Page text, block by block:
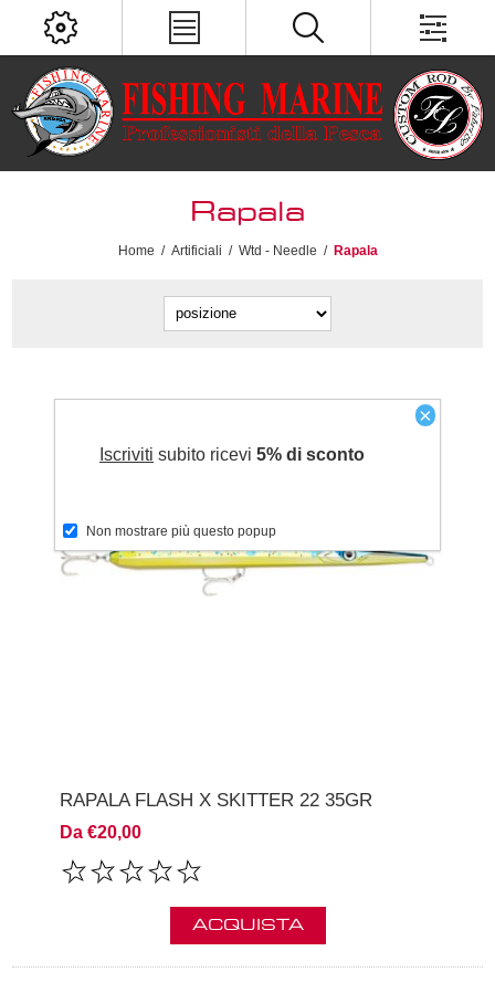
Rapala
Home / Artificiali / Wtd - Needle / Rapala
RAPALA FLASH X SKITTER 22 35GR
Da €20,00
ACQUISTA
×
Iscriviti subito ricevi 5% di sconto
Non mostrare più questo popup